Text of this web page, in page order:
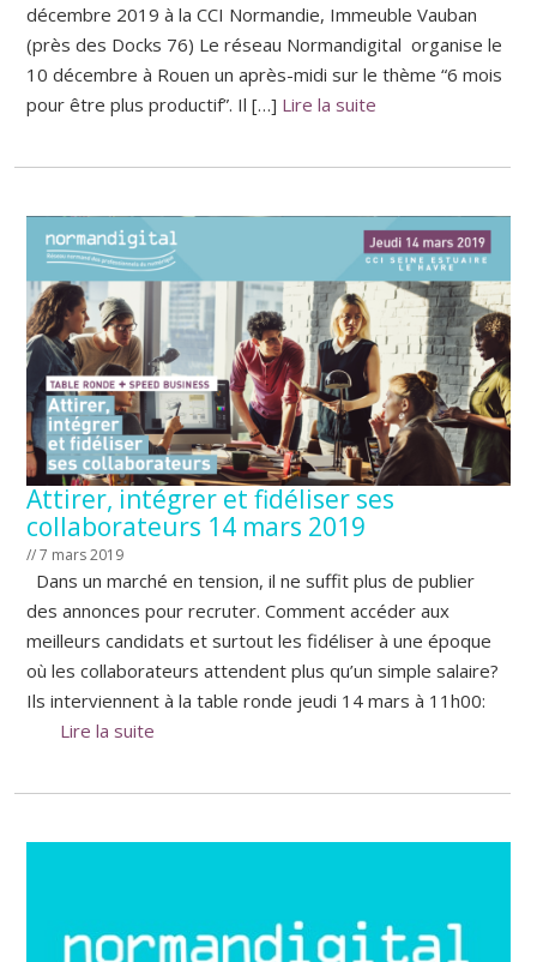
décembre 2019 à la CCI Normandie, Immeuble Vauban
(près des Docks 76) Le réseau Normandigital organise le
10 décembre à Rouen un après-midi sur le thème “6 mois
pour être plus productif”. Il […] Lire la suite
Attirer, intégrer et fidéliser ses
collaborateurs 14 mars 2019
// 7 mars 2019
Dans un marché en tension, il ne suffit plus de publier
des annonces pour recruter. Comment accéder aux
meilleurs candidats et surtout les fidéliser à une époque
où les collaborateurs attendent plus qu’un simple salaire?
Ils interviennent à la table ronde jeudi 14 mars à 11h00:
Lire la suite